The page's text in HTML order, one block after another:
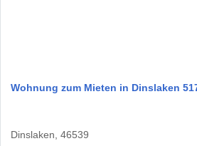
Wohnung zum Mieten in Dinslaken
Dinslaken, 46539